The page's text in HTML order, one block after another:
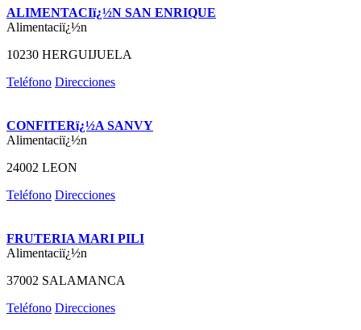
ALIMENTACIï¿½N SAN ENRIQUE
Alimentaciï¿½n
10230 HERGUIJUELA
Teléfono Direcciones
CONFITERï¿½A SANVY
Alimentaciï¿½n
24002 LEON
Teléfono Direcciones
FRUTERIA MARI PILI
Alimentaciï¿½n
37002 SALAMANCA
Teléfono Direcciones